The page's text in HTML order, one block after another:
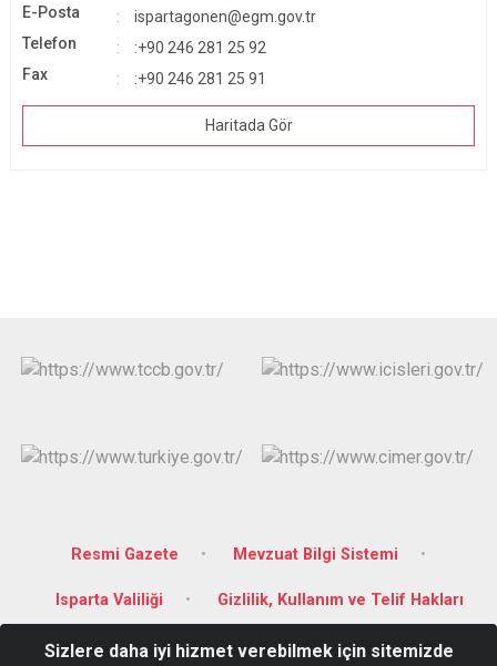
E-Posta
ispartagonen@egm.gov.tr
Telefon
:+90 246 281 25 92
Fax
:+90 246 281 25 91
Haritada Gör
Resmi Gazete Mevzuat Bilgi Sistemi
Isparta Valiliği Gizlilik, Kullanım ve Telif Hakları
Alacamescit Mah. Cumhuriyet Cad. No:21 GÖNEN/ISPARTA
Sizlere daha iyi hizmet verebilmek için sitemizde